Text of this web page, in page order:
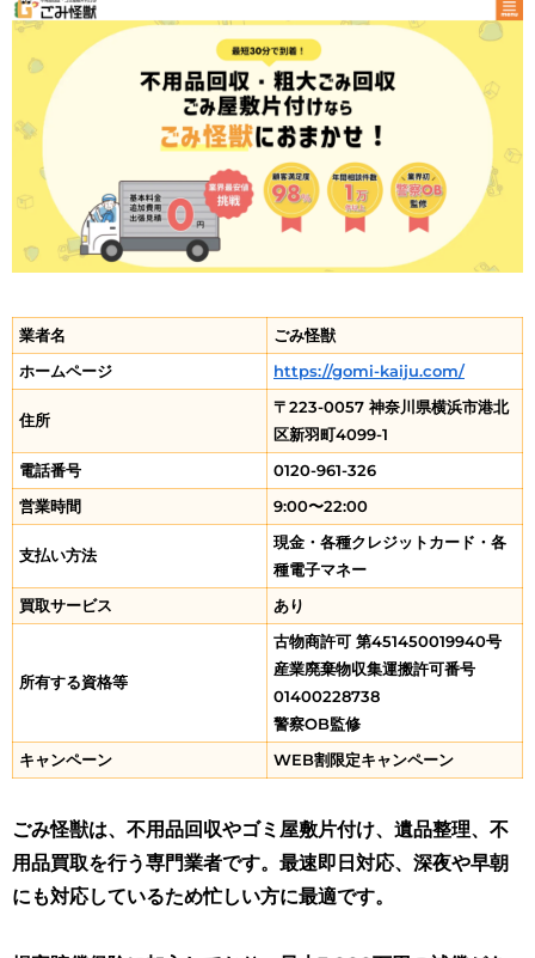
業者名
ごみ怪獣
ホームページ
https://gomi-kaiju.com/
住所
〒223-0057 神奈川県横浜市港北
区新羽町4099-1
電話番号
0120-961-326
営業時間
9:00〜22:00
支払い方法
現金・各種クレジットカード・各
種電子マネー
買取サービス
あり
所有する資格等
古物商許可 第451450019940号
産業廃棄物収集運搬許可番号
01400228738
警察OB監修
キャンペーン
WEB割限定キャンペーン
ごみ怪獣は、不用品回収やゴミ屋敷片付け、遺品整理、不
用品買取を行う専門業者です。最速即日対応、深夜や早朝
にも対応しているため忙しい方に最適です。